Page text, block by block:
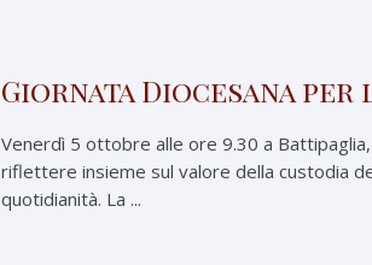
Giornata Diocesana per
Venerdì 5 ottobre alle ore 9.30 a
riflettere insieme sul valore della custodia
quotidianità. La ...